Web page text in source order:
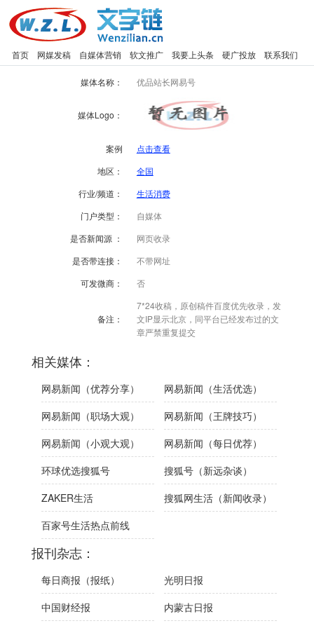
首页 网媒发稿 自媒体营销 软文推广 我要上头条 硬广投放 联系我们
媒体名称： 优品站长网易号
媒体Logo：
案例
点击查看
地区：
全国
行业/频道：
生活消费
门户类型：
自媒体
是否新闻源 ：
网页收录
是否带连接：
不带网址
可发微商：
否
备注：
7*24收稿，原创稿件百度优先收录，发
文IP显示北京，同平台已经发布过的文
章严禁重复提交
相关媒体：
网易新闻（优荐分享）
网易新闻（生活优选）
网易新闻（职场大观）
网易新闻（王牌技巧）
网易新闻（小观大观）
网易新闻（每日优荐）
环球优选搜狐号
搜狐号（新远杂谈）
ZAKER生活
搜狐网生活（新闻收录）
百家号生活热点前线
报刊杂志：
每日商报（报纸）
光明日报
中国财经报
内蒙古日报